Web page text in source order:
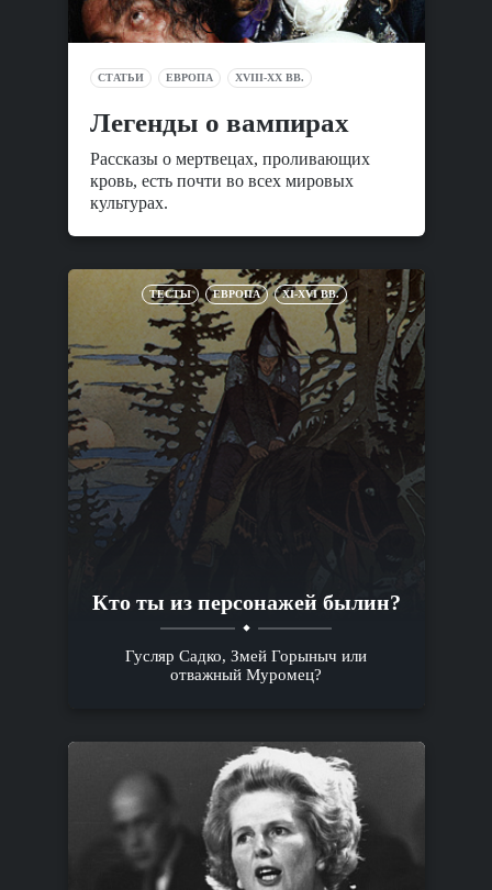
СТАТЬИ ЕВРОПА XVIII-XX ВВ.
Легенды о вампирах
Рассказы о мертвецах, проливающих
кровь, есть почти во всех мировых
культурах.
ТЕСТЫ ЕВРОПА XI-XVI ВВ.
Кто ты из персонажей былин?
Гусляр Садко, Змей Горыныч или
отважный Муромец?